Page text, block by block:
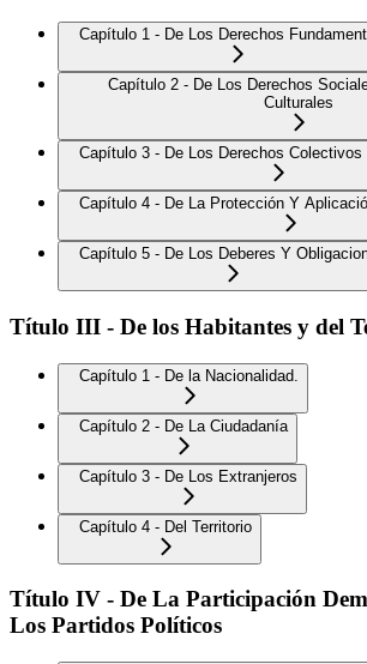
Capítulo 1 - De Los Derechos
Capítulo 2 - De Los Derechos
Culturales
Capítulo 3 - De Los Derechos
Capítulo 4 - De La Protección Y
Capítulo 5 - De Los Deberes Y
Título III - De los Habitantes y del
Capítulo 1 - De la Nacionalidad.
Capítulo 2 - De La Ciudadanía
Capítulo 3 - De Los Extranjeros
Capítulo 4 - Del Territorio
Título IV - De La Participación
Los Partidos Políticos